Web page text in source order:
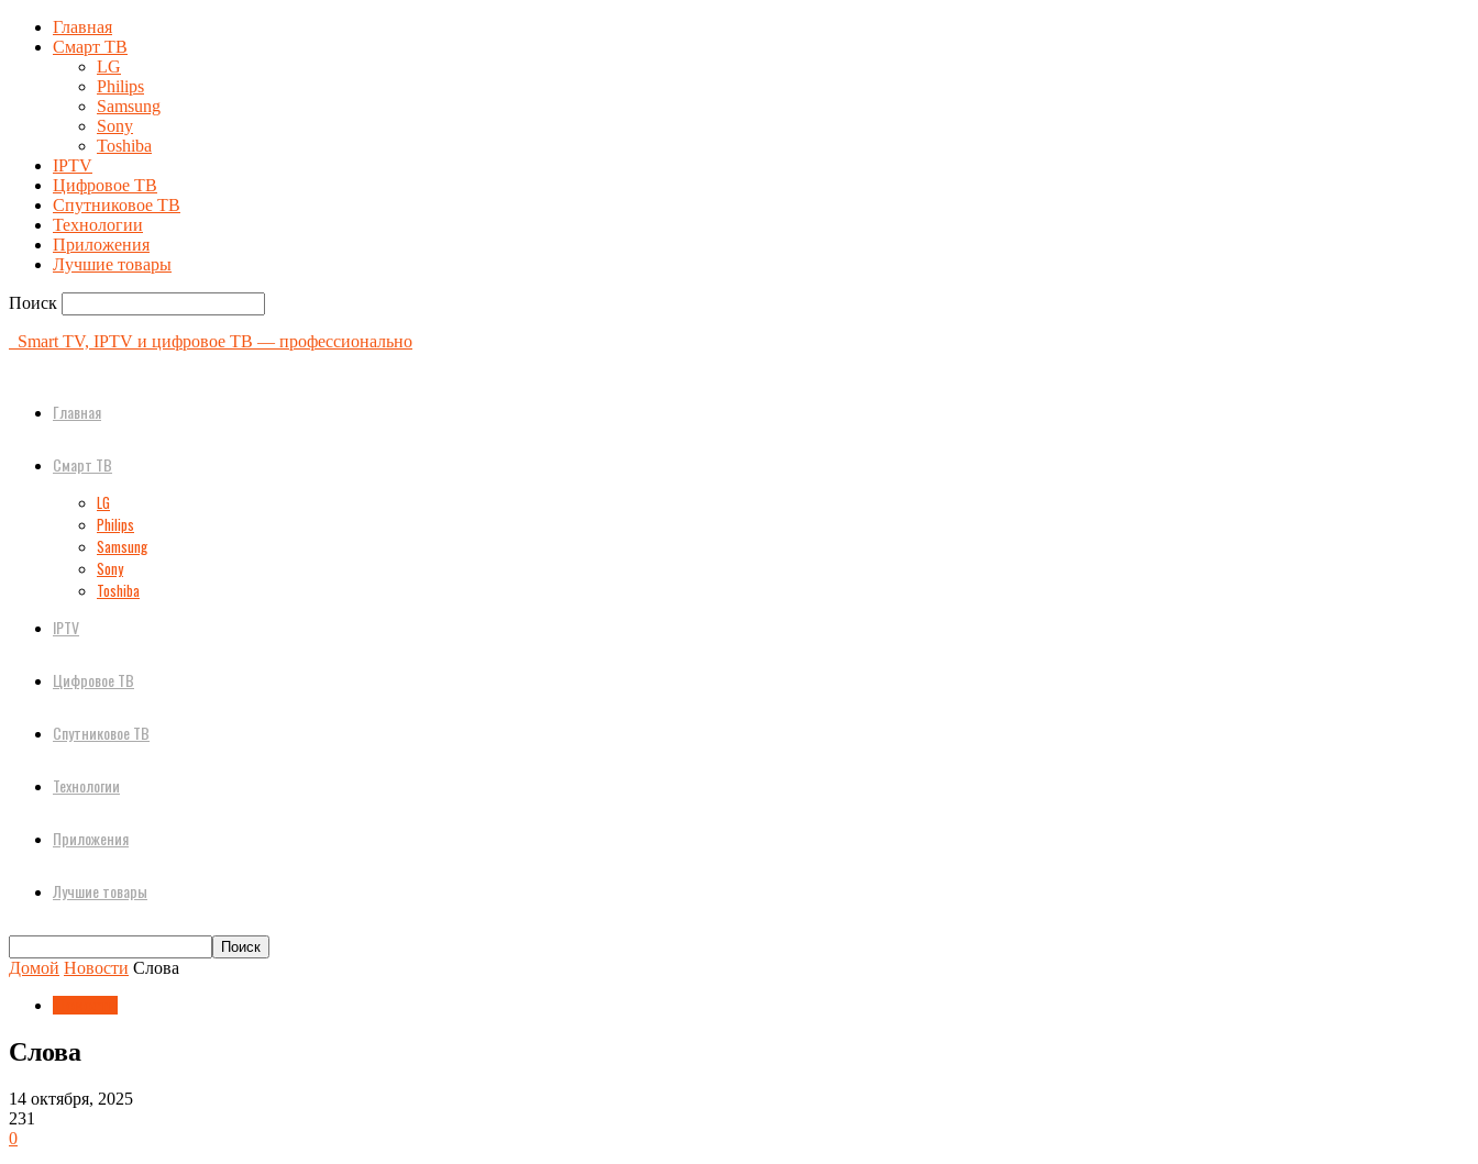
Главная
Смарт ТВ
LG
Philips
Samsung
Sony
Toshiba
IPTV
Цифровое ТВ
Спутниковое ТВ
Технологии
Приложения
Лучшие товары
Поиск
Smart TV, IPTV и цифровое ТВ — профессионально
Главная
Смарт ТВ
LG
Philips
Samsung
Sony
Toshiba
IPTV
Цифровое ТВ
Спутниковое ТВ
Технологии
Приложения
Лучшие товары
Домой Новости Слова
Слова
14 октября, 2025
231
0